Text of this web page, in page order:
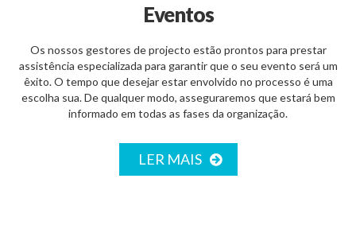
Eventos
Os nossos gestores de projecto estão prontos para prestar
assistência especializada para garantir que o seu evento será um
êxito. O tempo que desejar estar envolvido no processo é uma
escolha sua. De qualquer modo, asseguraremos que estará bem
informado em todas as fases da organização.
LER MAIS